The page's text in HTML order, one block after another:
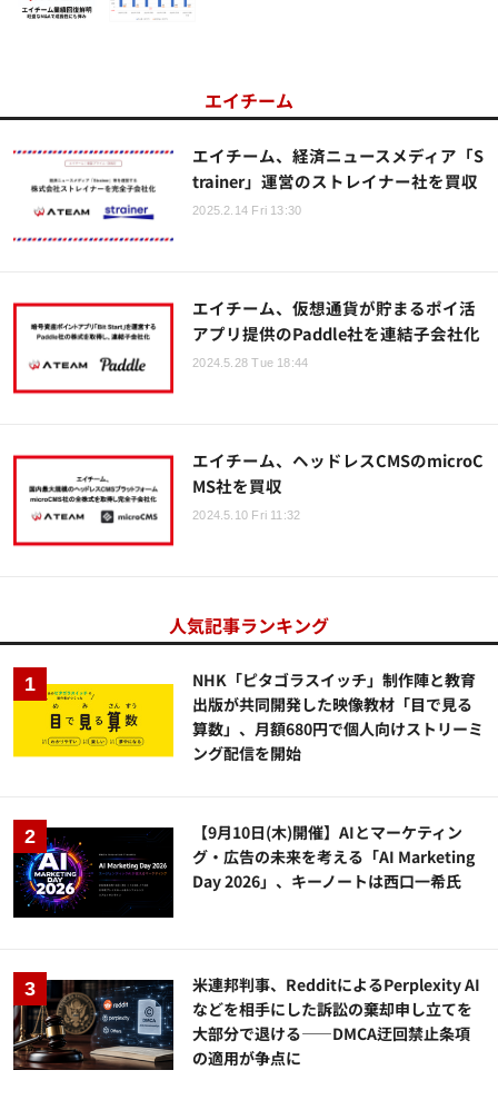
エイチーム
エイチーム、経済ニュースメディア「S
trainer」運営のストレイナー社を買収
2025.2.14 Fri 13:30
エイチーム、仮想通貨が貯まるポイ活
アプリ提供のPaddle社を連結子会社化
2024.5.28 Tue 18:44
エイチーム、ヘッドレスCMSのmicroC
MS社を買収
2024.5.10 Fri 11:32
人気記事ランキング
NHK「ピタゴラスイッチ」制作陣と教育
出版が共同開発した映像教材「目で見る
算数」、月額680円で個人向けストリーミ
ング配信を開始
【9月10日(木)開催】AIとマーケティン
グ・広告の未来を考える「AI Marketing
Day 2026」、キーノートは西口一希氏
米連邦判事、RedditによるPerplexity AI
などを相手にした訴訟の棄却申し立てを
大部分で退ける——DMCA迂回禁止条項
の適用が争点に